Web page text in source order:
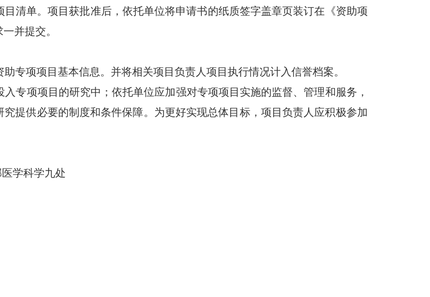
清单。项目获批准后，依托单位将申请书的纸质签字盖章页装订在《资助项
并提交。
专项项目基本信息。并将相关项目负责人项目执行情况计入信誉档案。
专项项目的研究中；依托单位应加强对专项项目实施的监督、管理和服务，
提供必要的制度和条件保障。为更好实现总体目标，项目负责人应积极参加
学科学九处